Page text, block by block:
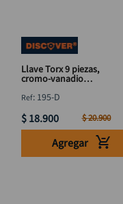
Llave Torx 9 piezas,
cromo-vanadio
: 195-D
$ 18.900 $20.900
Agregar